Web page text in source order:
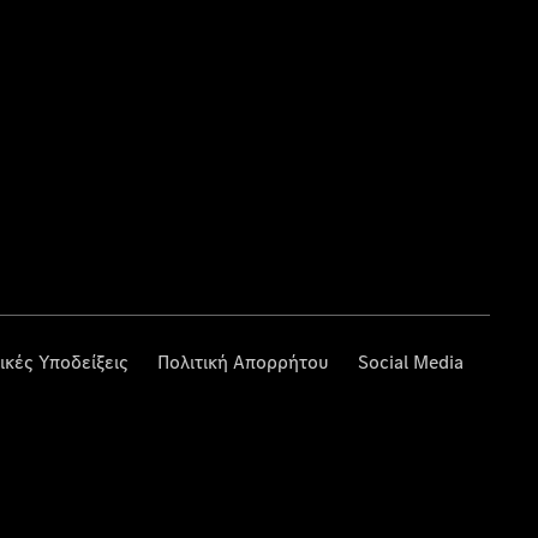
Υποδείξεις Πολιτική Απορρήτου Social Media